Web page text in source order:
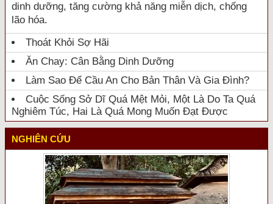
dinh dưỡng, tăng cường khả năng miễn dịch, chống
lão hóa.
Thoát Khỏi Sợ Hãi
Ăn Chay: Cân Bằng Dinh Dưỡng
Làm Sao Để Cầu An Cho Bản Thân Và Gia Đình?
Cuộc Sống Sở Dĩ Quá Mệt Mỏi, Một Là Do Ta Quá
Nghiêm Túc, Hai Là Quá Mong Muốn Đạt Được
NGHIÊN CỨU